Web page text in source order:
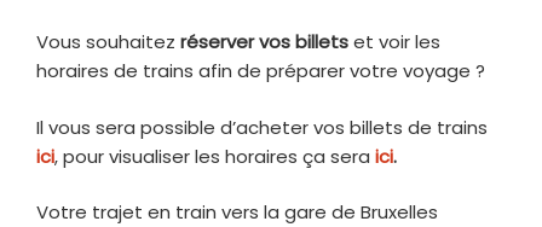
Vous souhaitez réserver vos billetset voir les
horaires de trains afin de préparer votre voyage ?
Il vous sera possible d’acheter vos billets de trains
ici, pour visualiser les horaires ça sera ici.
Votre trajet en train vers la gare de Bruxelles